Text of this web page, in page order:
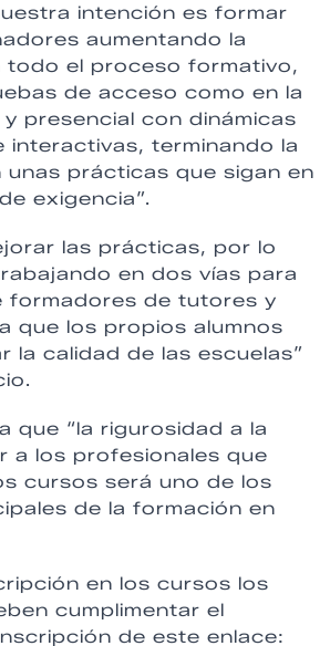
intención es formar
aumentando la
todo el proceso formativo,
de acceso como en la
presencial con dinámicas
interactivas, terminando la
prácticas que sigan en
exigencia”.
las prácticas, por lo
en dos vías para
formadores de tutores y
que los propios alumnos
la calidad de las escuelas”
que “la rigurosidad a la
a los profesionales que
cursos será uno de los
de la formación en
en los cursos los
cumplimentar el
de este enlace: